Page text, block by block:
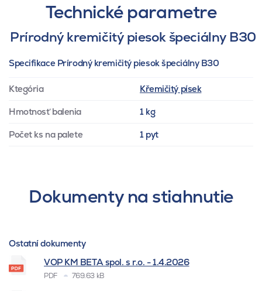
Technické parametre
Prírodný kremičitý piesok špeciálny B30
Specifikace Prírodný kremičitý piesok špeciálny B30
Ktegória Křemičitý písek
Hmotnosť balenia 1 kg
Počet ks na palete 1 pyt
Dokumenty na stiahnutie
Ostatní dokumenty
VOP KM BETA spol. s r.o. - 1.4.2026
PDF 769.63 kB